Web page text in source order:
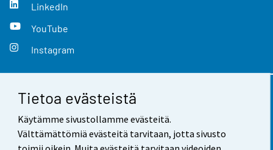
Tietoa evästeistä
Käytämme sivustollamme evästeitä.
Välttämättömiä evästeitä tarvitaan, jotta sivusto
LinkedIn
YouTube
Instagram
Yhteystiedot
Palaute